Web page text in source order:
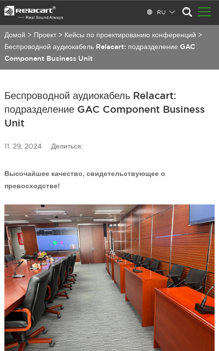
RU
Домой > Проект> Кейсы по проектированию конференций >
Беспроводной аудиокабель Relacart: подразделение GAC
Component Business Unit
Беспроводной аудиокабель Relacart:
подразделение GAC Component Business
Unit
11. 29, 2024 Делиться:
Высочайшее качество, свидетельствующее о
превосходстве!